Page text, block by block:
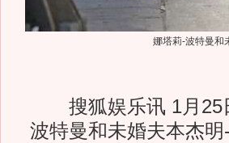
娜塔莉-波特曼和
搜狐娱乐讯 1月25
波特曼和未婚夫本杰